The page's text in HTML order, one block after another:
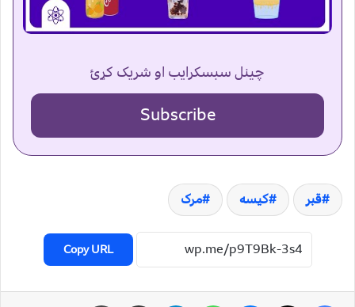
چینل سبسکرایب او شریک کړئ
Subscribe
قبر کیسه مرک
Copy URL